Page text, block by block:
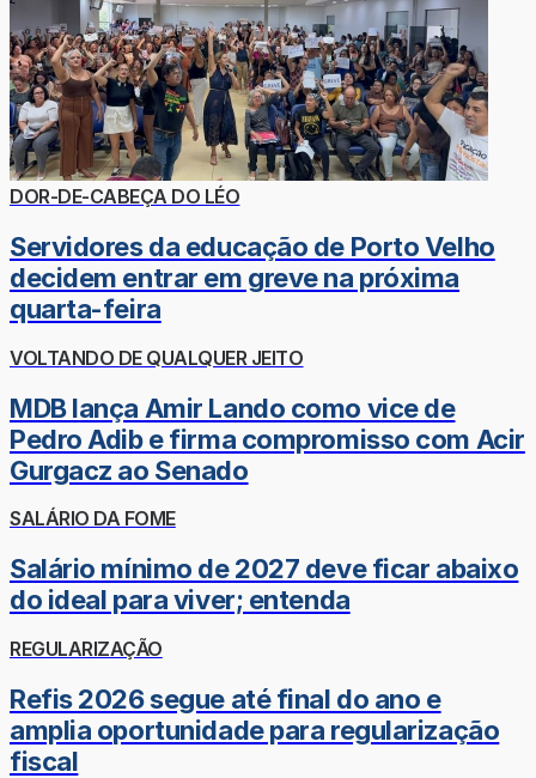
DOR-DE-CABEÇA DO LÉO
Servidores da educação de Porto Velho
decidem entrar em greve na próxima
quarta-feira
VOLTANDO DE QUALQUER JEITO
MDB lança Amir Lando como vice de
Pedro Adib e firma compromisso com Acir
Gurgacz ao Senado
SALÁRIO DA FOME
Salário mínimo de 2027 deve ficar abaixo
do ideal para viver; entenda
REGULARIZAÇÃO
Refis 2026 segue até final do ano e
amplia oportunidade para regularização
fiscal